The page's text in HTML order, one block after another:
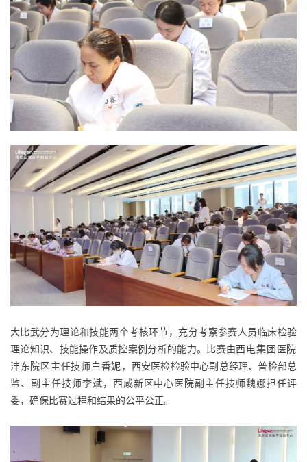
大比武分为理论和技能两个考核环节，充分考察参赛人员临床检验
理论知识、技能操作及质控案例分析的能力。比赛由西电集团医院
沣东院区主任技师白香妮， 西安医检检验中心副总经理、普检部总
监、副主任技师李斌，西咸新区中心医院副主任技师魏娜担任评
委，确保比赛过程和结果的公平公正。